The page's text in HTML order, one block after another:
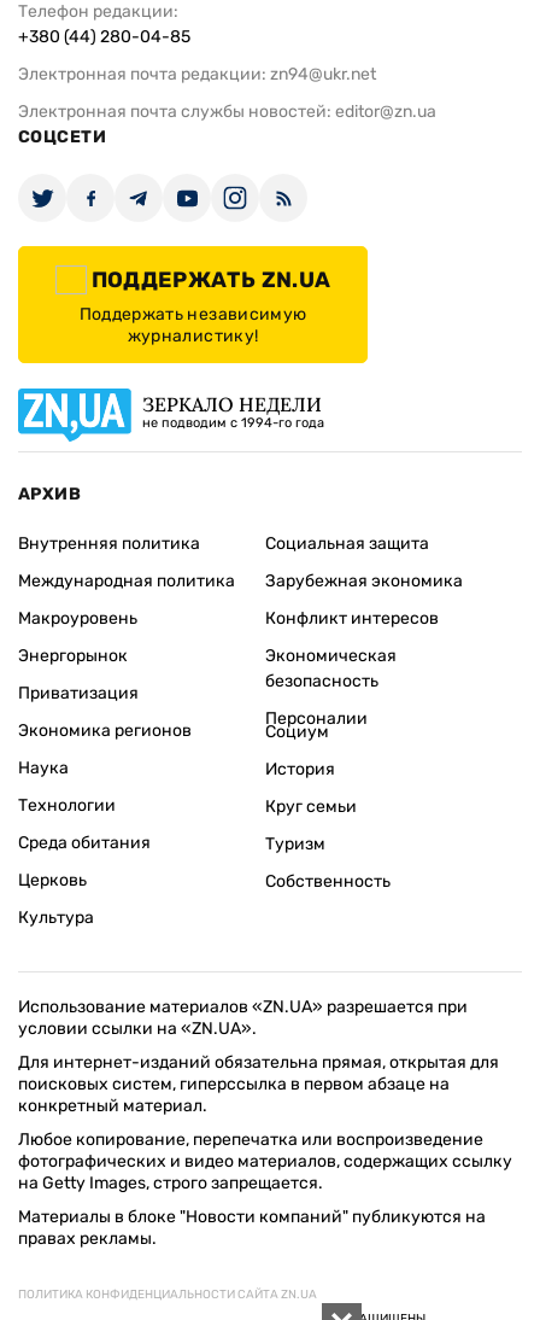
Телефон редакции:
+380 (44) 280-04-85
Электронная почта редакции: zn94@ukr.net
Электронная почта службы новостей: editor@zn.ua
СОЦСЕТИ
ПОДДЕРЖАТЬ ZN.UA
Поддержать независимую
журналистику!
ЗЕРКАЛО НЕДЕЛИ
не подводим с 1994-го года
АРХИВ
Внутренняя политика
Международная политика
Макроуровень
Энергорынок
Приватизация
Экономика регионов
Социальная защита
Зарубежная экономика
Конфликт интересов
Экономическая
безопасность
Персоналии
Наука
Технологии
Среда обитания
Церковь
Культура
Социум
История
Круг семьи
Туризм
Собственность
Использование материалов «ZN.UA» разрешается при
условии ссылки на «ZN.UA».
Для интернет-изданий обязательна прямая, открытая для
поисковых систем, гиперссылка в первом абзаце на
конкретный материал.
Любое копирование, перепечатка или воспроизведение
фотографических и видео материалов, содержащих ссылку
на Getty Images, строго запрещается.
Материалы в блоке "Новости компаний" публикуются на
правах рекламы.
ПОЛИТИКА КОНФИДЕНЦИАЛЬНОСТИ САЙТА ZN.UA